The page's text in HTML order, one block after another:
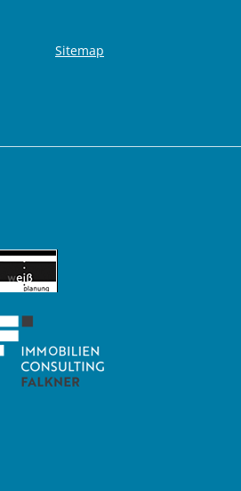
Sitemap